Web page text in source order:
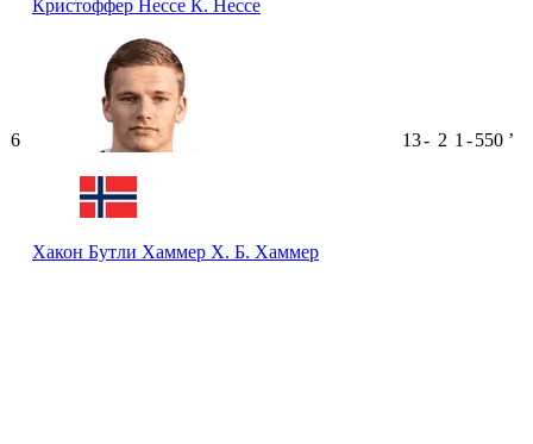
Кристоффер Нессе К. Нессе
6
Хакон Бутли Хаммер Х. Б. Хаммер
13- 2 1 -550 ʼ